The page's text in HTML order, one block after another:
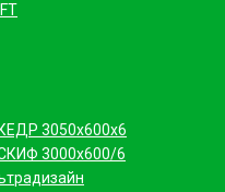
3050х600х6
3000х600/6